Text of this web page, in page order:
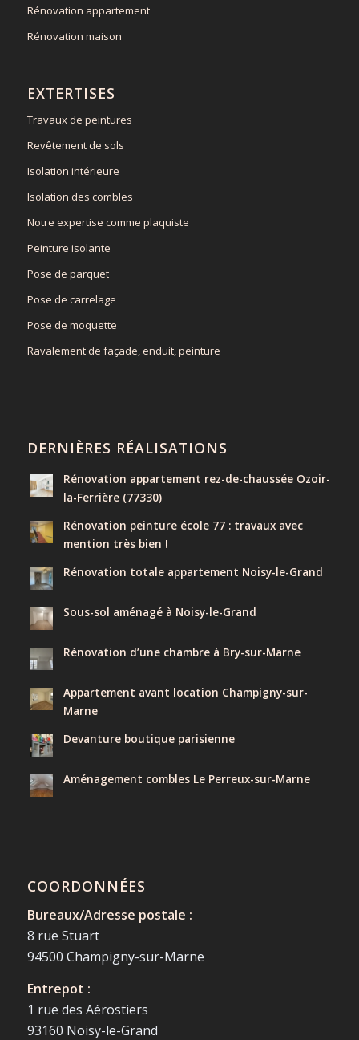
Rénovation appartement
Rénovation maison
EXTERTISES
Travaux de peintures
Revêtement de sols
Isolation intérieure
Isolation des combles
Notre expertise comme plaquiste
Peinture isolante
Pose de parquet
Pose de carrelage
Pose de moquette
Ravalement de façade, enduit, peinture
DERNIÈRES RÉALISATIONS
Rénovation appartement rez-de-chaussée Ozoir-
la-Ferrière (77330)
Rénovation peinture école 77 : travaux avec
mention très bien !
Rénovation totale appartement Noisy-le-Grand
Sous-sol aménagé à Noisy-le-Grand
Rénovation d’une chambre à Bry-sur-Marne
Appartement avant location Champigny-sur-
Marne
Devanture boutique parisienne
Aménagement combles Le Perreux-sur-Marne
COORDONNÉES
Bureaux/Adresse postale :
8 rue Stuart
94500 Champigny-sur-Marne
Entrepot :
1 rue des Aérostiers
93160 Noisy-le-Grand